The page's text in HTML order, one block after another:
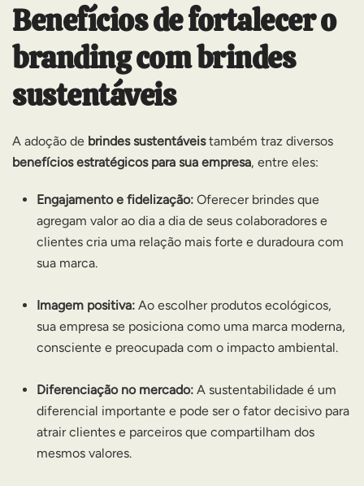
Benefícios de fortalecer o
branding com brindes
sustentáveis
A adoção de brindes sustentáveistambém traz diversos
benefícios estratégicos para sua empresa, entre eles:
Engajamento e fidelização: Oferecer brindes que
agregam valor ao dia a dia de seus colaboradores e
clientes cria uma relação mais forte e duradoura com
sua marca.
Imagem positiva: Ao escolher produtos ecológicos,
sua empresa se posiciona como uma marca moderna,
consciente e preocupada com o impacto ambiental.
Diferenciação no mercado: A sustentabilidade é um
diferencial importante e pode ser o fator decisivo para
atrair clientes e parceiros que compartilham dos
mesmos valores.